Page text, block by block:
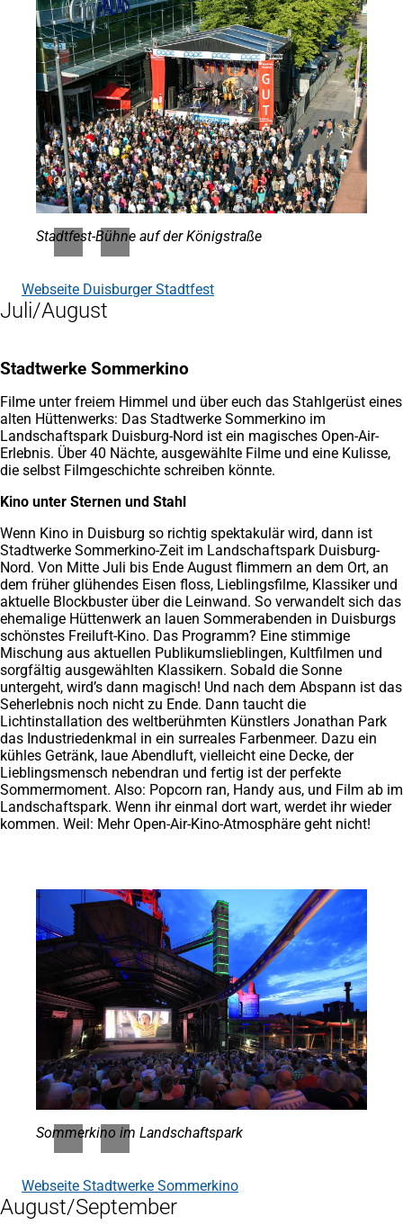
Stadtfest-Bühne auf der Königstraße
Webseite Duisburger Stadtfest
(Öffnet
in
einem
Juli/August
Stadtwerke Sommerkino
Filme unter freiem Himmel und über euch das Stahlgerüst eines
alten Hüttenwerks: Das Stadtwerke Sommerkino im
Landschaftspark Duisburg-Nord ist ein magisches Open-Air-
Erlebnis. Über 40 Nächte, ausgewählte Filme und eine Kulisse,
die selbst Filmgeschichte schreiben könnte.
Kino unter Sternen und Stahl
Wenn Kino in Duisburg so richtig spektakulär wird, dann ist
Stadtwerke Sommerkino-Zeit im Landschaftspark Duisburg-
Nord. Von Mitte Juli bis Ende August flimmern an dem Ort, an
dem früher glühendes Eisen floss, Lieblingsfilme, Klassiker und
aktuelle Blockbuster über die Leinwand. So verwandelt sich das
ehemalige Hüttenwerk an lauen Sommerabenden in Duisburgs
schönstes Freiluft-Kino. Das Programm? Eine stimmige
Mischung aus aktuellen Publikumslieblingen, Kultfilmen und
sorgfältig ausgewählten Klassikern. Sobald die Sonne
untergeht, wird’s dann magisch! Und nach dem Abspann ist das
Seherlebnis noch nicht zu Ende. Dann taucht die
Lichtinstallation des weltberühmten Künstlers Jonathan Park
das Industriedenkmal in ein surreales Farbenmeer. Dazu ein
kühles Getränk, laue Abendluft, vielleicht eine Decke, der
Lieblingsmensch nebendran und fertig ist der perfekte
Sommermoment. Also: Popcorn ran, Handy aus, und Film ab im
Landschaftspark. Wenn ihr einmal dort wart, werdet ihr wieder
kommen. Weil: Mehr Open-Air-Kino-Atmosphäre geht nicht!
Sommerkino im Landschaftspark
Webseite Stadtwerke Sommerkino
(Öffnet
in
einem
August/September